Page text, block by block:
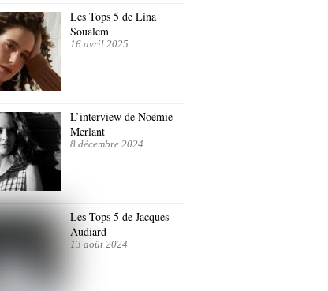
Les Tops 5 de Lina
Soualem
16 avril 2025
L’interview de Noémie
Merlant
8 décembre 2024
Les Tops 5 de Jacques
Audiard
13 août 2024